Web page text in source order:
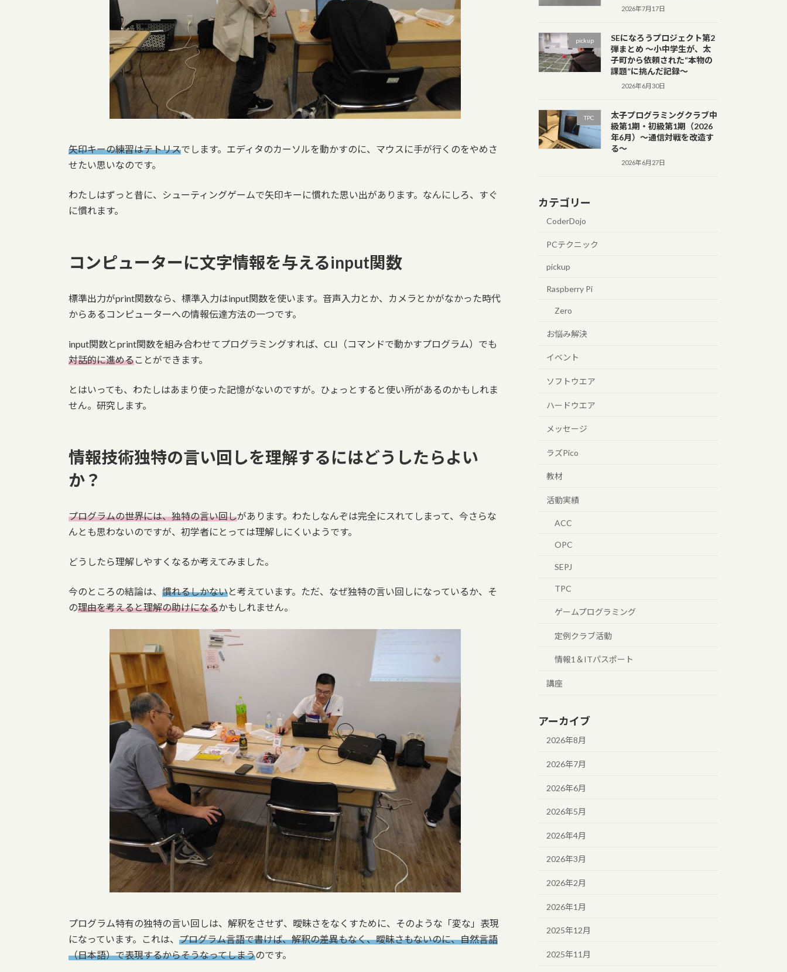
矢印キーの練習はテトリスでします。エディタのカーソルを動かすのに、マウスに手が行くのをやめさ
せたい思いなのです。
わたしはずっと昔に、シューティングゲームで矢印キーに慣れた思い出があります。なんにしろ、すぐ
に慣れます。
コンピューターに文字情報を与えるinput関数
標準出力がprint関数なら、標準入力はinput関数を使います。音声入力とか、カメラとかがなかった時代
からあるコンピューターへの情報伝達方法の一つです。
input関数とprint関数を組み合わせてプログラミングすれば、CLI（コマンドで動かすプログラム）でも
対話的に進めることができます。
とはいっても、わたしはあまり使った記憶がないのですが。ひょっとすると使い所があるのかもしれま
せん。研究します。
情報技術独特の言い回しを理解するにはどうしたらよい
か？
プログラムの世界には、独特の言い回しがあります。わたしなんぞは完全にスれてしまって、今さらな
んとも思わないのですが、初学者にとっては理解しにくいようです。
どうしたら理解しやすくなるか考えてみました。
今のところの結論は、 慣れるしかないと考えています。ただ、なぜ独特の言い回しになっているか、そ
の理由を考えると理解の助けになるかもしれません。
プログラム特有の独特の言い回しは、解釈をさせず、曖昧さをなくすために、そのような「変な」表現
になっています。これは、 プログラム言語で書けば、解釈の差異もなく、曖昧さもないのに、自然言語
（日本語）で表現するからそうなってしまうのです。
2026年7月17日
pickup
SEになろうプロジェクト第2
弾まとめ ～小中学生が、太
子町から依頼された“本物の
課題”に挑んだ記録～
2026年6月30日
TPC
太子プログラミングクラブ中
級第1期・初級第1期（2026
年6月）～通信対戦を改造す
る～
2026年6月27日
カテゴリー
CoderDojo
PCテクニック
pickup
Raspberry Pi
Zero
お悩み解決
イベント
ソフトウエア
ハードウエア
メッセージ
ラズPico
教材
活動実績
ACC
OPC
SEPJ
TPC
ゲームプログラミング
定例クラブ活動
情報1＆ITパスポート
講座
アーカイブ
2026年8月
2026年7月
2026年6月
2026年5月
2026年4月
2026年3月
2026年2月
2026年1月
2025年12月
2025年11月